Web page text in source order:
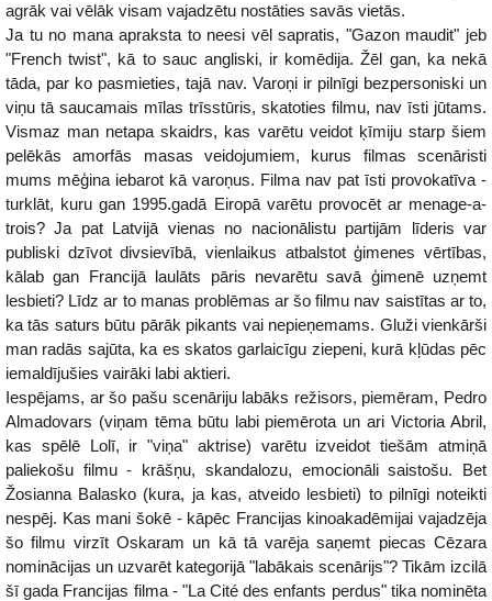
agrāk vai vēlāk visam vajadzētu nostāties savās vietās.
Ja tu no mana apraksta to neesi vēl sapratis, "Gazon maudit" jeb
"French twist", kā to sauc angliski, ir komēdija. Žēl gan, ka nekā
tāda, par ko pasmieties, tajā nav. Varoņi ir pilnīgi bezpersoniski un
viņu tā saucamais mīlas trīsstūris, skatoties filmu, nav īsti jūtams.
Vismaz man netapa skaidrs, kas varētu veidot ķīmiju starp šiem
pelēkās amorfās masas veidojumiem, kurus filmas scenāristi
mums mēģina iebarot kā varoņus. Filma nav pat īsti provokatīva -
turklāt, kuru gan 1995.gadā Eiropā varētu provocēt ar menage-a-
trois? Ja pat Latvijā vienas no nacionālistu partijām līderis var
publiski dzīvot divsievībā, vienlaikus atbalstot ģimenes vērtības,
kālab gan Francijā laulāts pāris nevarētu savā ģimenē uzņemt
lesbieti? Līdz ar to manas problēmas ar šo filmu nav saistītas ar to,
ka tās saturs būtu pārāk pikants vai nepieņemams. Gluži vienkārši
man radās sajūta, ka es skatos garlaicīgu ziepeni, kurā kļūdas pēc
iemaldījušies vairāki labi aktieri.
Iespējams, ar šo pašu scenāriju labāks režisors, piemēram, Pedro
Almadovars (viņam tēma būtu labi piemērota un ari Victoria Abril,
kas spēlē Lolī, ir "viņa" aktrise) varētu izveidot tiešām atmiņā
paliekošu filmu - krāšņu, skandalozu, emocionāli saistošu. Bet
Žosianna Balasko (kura, ja kas, atveido lesbieti) to pilnīgi noteikti
nespēj. Kas mani šokē - kāpēc Francijas kinoakadēmijai vajadzēja
šo filmu virzīt Oskaram un kā tā varēja saņemt piecas Cēzara
nominācijas un uzvarēt kategorijā "labākais scenārijs"? Tikām izcilā
šī gada Francijas filma - "La Cité des enfants perdus" tika nominēta